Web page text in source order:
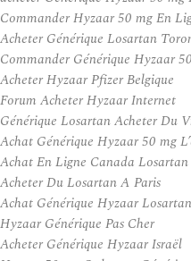
Commander Hyzaar 50 mg En
Acheter Générique Losartan
Commander Générique Hyzaar
Acheter Hyzaar Pfizer Belgique
Forum Acheter Hyzaar Internet
Générique Losartan Acheter Du
Achat Générique Hyzaar 50 mg
Achat En Ligne Canada Losartan
Acheter Du Losartan A Paris
Achat Générique Hyzaar
Hyzaar Générique Pas Cher
Acheter Générique Hyzaar Israël